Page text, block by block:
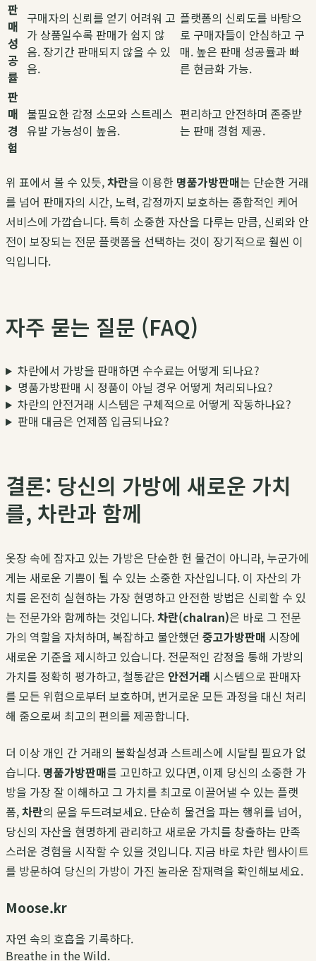
판
매
성
공
률
구매자의 신뢰를 얻기 어려워 고
가 상품일수록 판매가 쉽지 않
음. 장기간 판매되지 않을 수 있
음.
플랫폼의 신뢰도를 바탕으
로 구매자들이 안심하고 구
매. 높은 판매 성공률과 빠
른 현금화 가능.
판
매
경
험
불필요한 감정 소모와 스트레스
유발 가능성이 높음.
편리하고 안전하며 존중받
는 판매 경험 제공.
위 표에서 볼 수 있듯,차란을 이용한 명품가방판매는 단순한 거래
를 넘어 판매자의 시간, 노력, 감정까지 보호하는 종합적인 케어
서비스에 가깝습니다. 특히 소중한 자산을 다루는 만큼, 신뢰와 안
전이 보장되는 전문 플랫폼을 선택하는 것이 장기적으로 훨씬 이
익입니다.
자주 묻는 질문 (FAQ)
차란에서 가방을 판매하면 수수료는 어떻게 되나요?
명품가방판매 시 정품이 아닐 경우 어떻게 처리되나요?
차란의 안전거래 시스템은 구체적으로 어떻게 작동하나요?
판매 대금은 언제쯤 입금되나요?
결론: 당신의 가방에 새로운 가치
를, 차란과 함께
옷장 속에 잠자고 있는 가방은 단순한 헌 물건이 아니라, 누군가에
게는 새로운 기쁨이 될 수 있는 소중한 자산입니다. 이 자산의 가
치를 온전히 실현하는 가장 현명하고 안전한 방법은 신뢰할 수 있
는 전문가와 함께하는 것입니다.차란(chalran)은 바로 그 전문
가의 역할을 자처하며, 복잡하고 불안했던 중고가방판매 시장에
새로운 기준을 제시하고 있습니다. 전문적인 감정을 통해 가방의
가치를 정확히 평가하고, 철통같은 안전거래 시스템으로 판매자
를 모든 위험으로부터 보호하며, 번거로운 모든 과정을 대신 처리
해 줌으로써 최고의 편의를 제공합니다.
더 이상 개인 간 거래의 불확실성과 스트레스에 시달릴 필요가 없
습니다. 명품가방판매를 고민하고 있다면, 이제 당신의 소중한 가
방을 가장 잘 이해하고 그 가치를 최고로 이끌어낼 수 있는 플랫
폼,차란의 문을 두드려보세요. 단순히 물건을 파는 행위를 넘어,
당신의 자산을 현명하게 관리하고 새로운 가치를 창출하는 만족
스러운 경험을 시작할 수 있을 것입니다. 지금 바로 차란 웹사이트
를 방문하여 당신의 가방이 가진 놀라운 잠재력을 확인해보세요.
Moose.kr
자연 속의 호흡을 기록하다.
Breathe in the Wild.